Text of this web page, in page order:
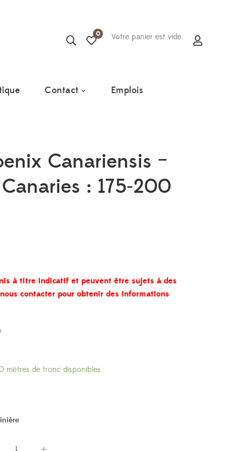
0 Votre panier est vide.
Contact Emplois
Canariensis –
: 175-200
à titre indicatif et peuvent être sujets à des
contacter pour obtenir des informations
mètres de tronc disponibles